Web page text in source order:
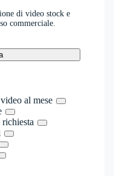
di video stock e
commerciale.
al mese